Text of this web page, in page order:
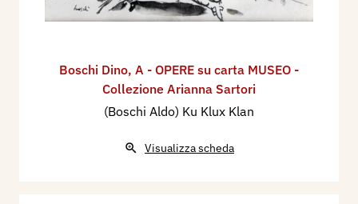
Boschi Dino, A - OPERE su carta MUSEO -
Collezione Arianna Sartori
(Boschi Aldo) Ku Klux Klan
Visualizza scheda